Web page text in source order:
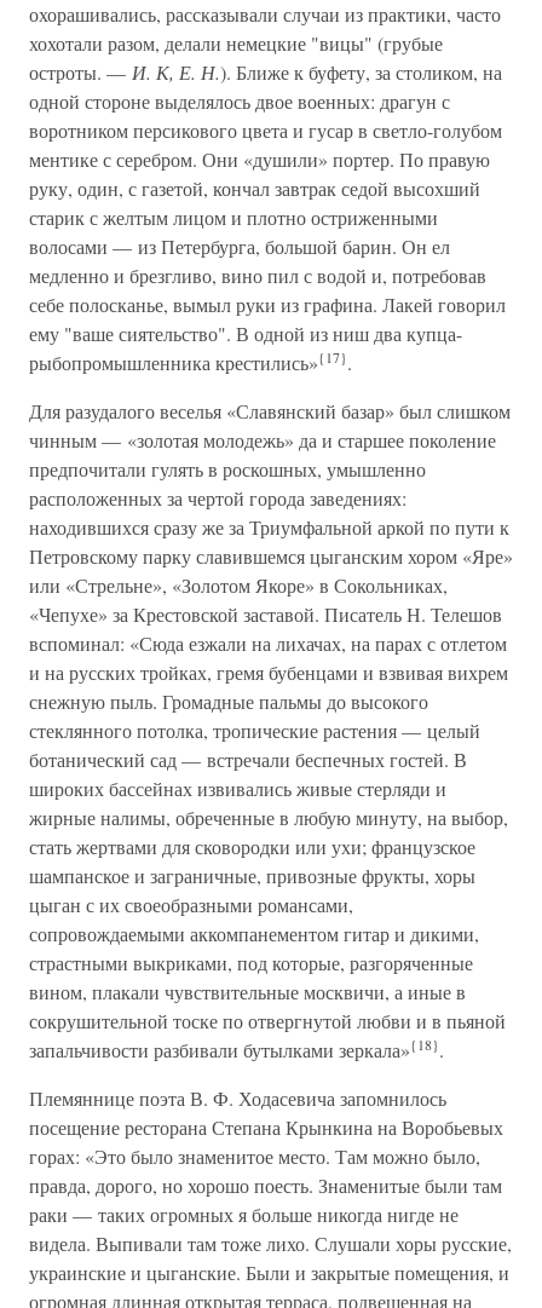
охорашивались, рассказывали случаи из практики, часто
хохотали разом, делали немецкие "вицы" (грубые
остроты. — И. К, Е. Н.). Ближе к буфету, за столиком, на
одной стороне выделялось двое военных: драгун с
воротником персикового цвета и гусар в светло-голубом
ментике с серебром. Они «душили» портер. По правую
руку, один, с газетой, кончал завтрак седой высохший
старик с желтым лицом и плотно остриженными
волосами — из Петербурга, большой барин. Он ел
медленно и брезгливо, вино пил с водой и, потребовав
себе полосканье, вымыл руки из графина. Лакей говорил
ему "ваше сиятельство". В одной из ниш два купца-
рыбопромышленника крестились»{17}.
Для разудалого веселья «Славянский базар» был слишком
чинным — «золотая молодежь» да и старшее поколение
предпочитали гулять в роскошных, умышленно
расположенных за чертой города заведениях:
находившихся сразу же за Триумфальной аркой по пути к
Петровскому парку славившемся цыганским хором «Яре»
или «Стрельне», «Золотом Якоре» в Сокольниках,
«Чепухе» за Крестовской заставой. Писатель Н. Телешов
вспоминал: «Сюда езжали на лихачах, на парах с отлетом
и на русских тройках, гремя бубенцами и взвивая вихрем
снежную пыль. Громадные пальмы до высокого
стеклянного потолка, тропические растения — целый
ботанический сад — встречали беспечных гостей. В
широких бассейнах извивались живые стерляди и
жирные налимы, обреченные в любую минуту, на выбор,
стать жертвами для сковородки или ухи; французское
шампанское и заграничные, привозные фрукты, хоры
цыган с их своеобразными романсами,
сопровождаемыми аккомпанементом гитар и дикими,
страстными выкриками, под которые, разгоряченные
вином, плакали чувствительные москвичи, а иные в
сокрушительной тоске по отвергнутой любви и в пьяной
запальчивости разбивали бутылками зеркала»{18}.
Племяннице поэта В. Ф. Ходасевича запомнилось
посещение ресторана Степана Крынкина на Воробьевых
горах: «Это было знаменитое место. Там можно было,
правда, дорого, но хорошо поесть. Знаменитые были там
раки — таких огромных я больше никогда нигде не
видела. Выпивали там тоже лихо. Слушали хоры русские,
украинские и цыганские. Были и закрытые помещения, и
огромная длинная открытая терраса, подвешенная на